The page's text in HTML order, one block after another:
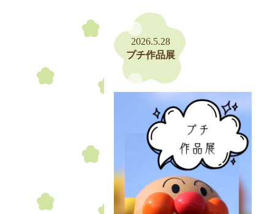
2026.5.28
プチ作品展